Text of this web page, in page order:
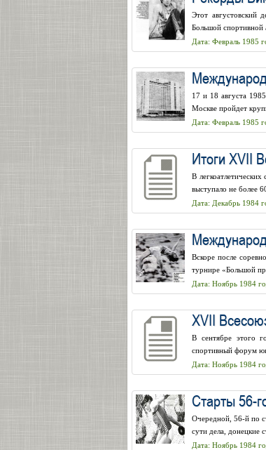
Этот
Большой спортивной
Дата: Февраль 1985
17 и 18 августа
Москве пройдет
Дата: Февраль 1985
Итоги XVII
В
выступало не более
Дата: Декабрь 1984
Вскоре после
турнире «Большой
Дата: Ноябрь 1984
XVII
В сентябре этого
спортивный форум
Дата: Ноябрь 1984
Старты 56-
Очередной, 56-й по
сути дела, донецкие
Дата: Ноябрь 1984